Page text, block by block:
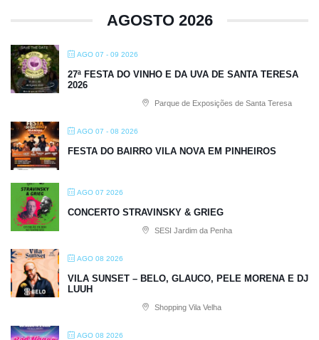
AGOSTO 2026
AGO 07 - 09 2026
27ª FESTA DO VINHO E DA UVA DE SANTA TERESA
2026
Parque de Exposições de Santa Teresa
AGO 07 - 08 2026
FESTA DO BAIRRO VILA NOVA EM PINHEIROS
AGO 07 2026
CONCERTO STRAVINSKY & GRIEG
SESI Jardim da Penha
AGO 08 2026
VILA SUNSET – BELO, GLAUCO, PELE MORENA E DJ
LUUH
Shopping Vila Velha
AGO 08 2026